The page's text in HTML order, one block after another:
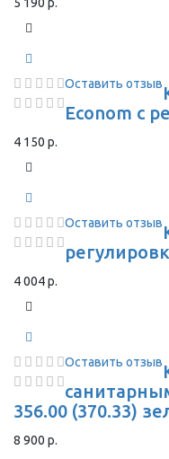
Оставить отзыв
Econom с
4 150 р.
Оставить отзыв
4 004 р.
Оставить отзыв
356.00 (370.33)
8 900 р.